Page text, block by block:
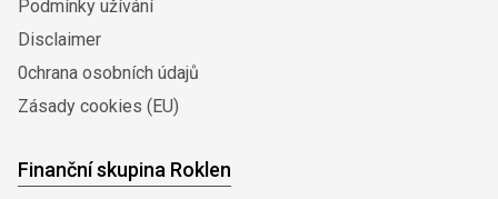
Podmínky užívání
Disclaimer
0chrana osobních údajů
Zásady cookies (EU)
Finanční skupina Roklen